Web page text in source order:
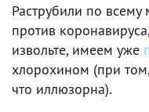
Раструбили по всему
против
извольте, имеем уже
хлорохином (при
что иллюзорна).